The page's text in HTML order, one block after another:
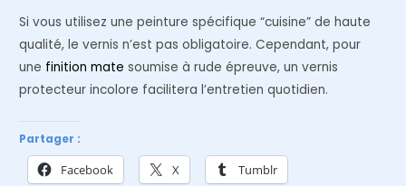
Si vous utilisez une peinture spécifique “cuisine” de haute
qualité, le vernis n’est pas obligatoire. Cependant, pour
une finition mate soumise à rude épreuve, un vernis
protecteur incolore facilitera l’entretien quotidien.
Partager :
Facebook X Tumblr